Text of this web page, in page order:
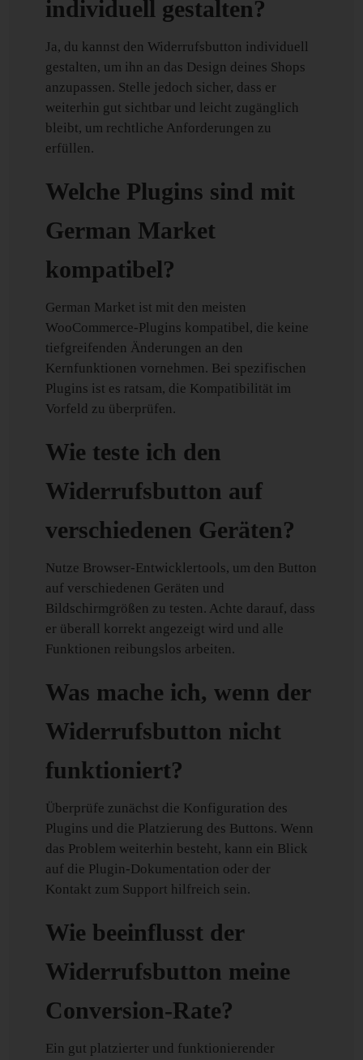
individuell gestalten?
Ja, du kannst den Widerrufsbutton individuell
gestalten, um ihn an das Design deines Shops
anzupassen. Stelle jedoch sicher, dass er
weiterhin gut sichtbar und leicht zugänglich
bleibt, um rechtliche Anforderungen zu
erfüllen.
Welche Plugins sind mit
German Market
kompatibel?
German Market ist mit den meisten
WooCommerce-Plugins kompatibel, die keine
tiefgreifenden Änderungen an den
Kernfunktionen vornehmen. Bei spezifischen
Plugins ist es ratsam, die Kompatibilität im
Vorfeld zu überprüfen.
Wie teste ich den
Widerrufsbutton auf
verschiedenen Geräten?
Nutze Browser-Entwicklertools, um den Button
auf verschiedenen Geräten und
Bildschirmgrößen zu testen. Achte darauf, dass
er überall korrekt angezeigt wird und alle
Funktionen reibungslos arbeiten.
Was mache ich, wenn der
Widerrufsbutton nicht
funktioniert?
Überprüfe zunächst die Konfiguration des
Plugins und die Platzierung des Buttons. Wenn
das Problem weiterhin besteht, kann ein Blick
auf die Plugin-Dokumentation oder der
Kontakt zum Support hilfreich sein.
Wie beeinflusst der
Widerrufsbutton meine
Conversion-Rate?
Ein gut platzierter und funktionierender